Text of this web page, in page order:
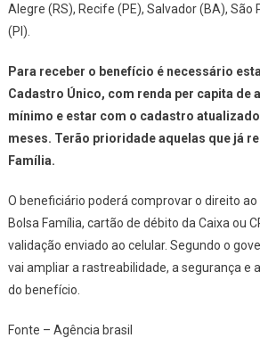
Alegre (RS), Recife (PE), Salvador (BA), São
(PI).
Para receber o benefício é necessário
Cadastro Único, com renda per capita de
mínimo e estar com o cadastro
meses. Terão prioridade aquelas que já
Família.
O beneficiário poderá comprovar o direito
Bolsa Família, cartão de débito da Caixa ou
validação enviado ao celular. Segundo o
vai ampliar a rastreabilidade, a segurança e
do benefício.
Fonte – Agência brasil